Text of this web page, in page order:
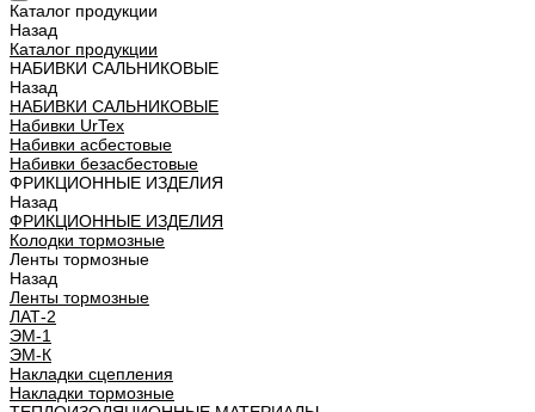
Каталог продукции
Назад
Каталог продукции
НАБИВКИ САЛЬНИКОВЫЕ
Назад
НАБИВКИ САЛЬНИКОВЫЕ
Набивки UrTex
Набивки асбестовые
Набивки безасбестовые
ФРИКЦИОННЫЕ ИЗДЕЛИЯ
Назад
ФРИКЦИОННЫЕ ИЗДЕЛИЯ
Колодки тормозные
Ленты тормозные
Назад
Ленты тормозные
ЛАТ-2
ЭМ-1
ЭМ-К
Накладки сцепления
Накладки тормозные